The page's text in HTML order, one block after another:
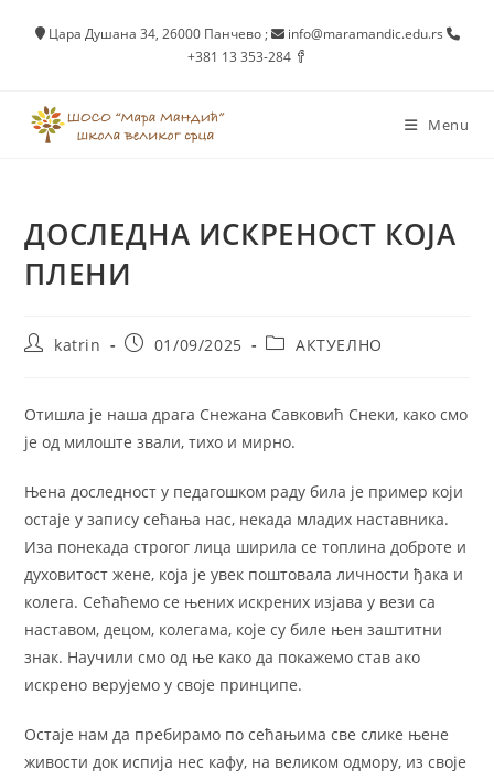
Цара Душана 34, 26000 Панчево;
info@maramandic.edu.rs
+381 13 353-284
Menu
ДОСЛЕДНА ИСКРЕНОСТ КОЈА
ПЛЕНИ
Postkatrin
Post01/09/2025
PostАКТУЕЛНО
Отишла је наша драга Снежана Савковић Снеки, како смо
је од милоште звали, тихо и мирно.
Њена доследност у педагошком раду била је пример који
остаје у запису сећања нас, некада младих наставника.
Иза понекада строгог лица ширила се топлина доброте и
духовитост жене, која је увек поштовала личности ђака и
колега. Сећаћемо се њених искрених изјава у вези са
наставом, децом, колегама, које су биле њен заштитни
знак. Научили смо од ње како да покажемо став ако
искрено верујемо у своје принципе.
Остаје нам да пребирамо по сећањима све слике њене
живости док испија нес кафу, на великом одмору, из своје